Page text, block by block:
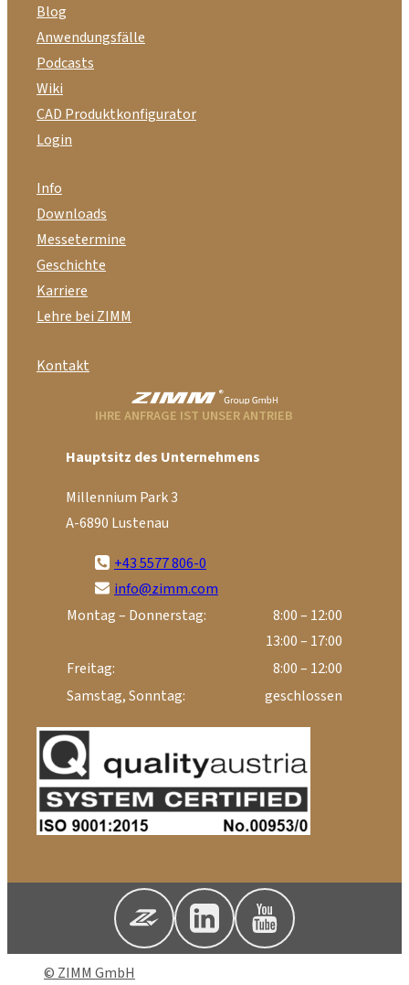
Blog
Anwendungsfälle
Podcasts
Wiki
CAD Produktkonfigurator
Login
Info
Downloads
Messetermine
Geschichte
Karriere
Lehre bei ZIMM
Kontakt
IHRE ANFRAGE IST UNSER ANTRIEB
Hauptsitz des Unternehmens
Millennium Park 3
A-6890 Lustenau
+43 5577 806-0
info@zimm.com
Montag – Donnerstag:
8:00 – 12:00
13:00 – 17:00
Freitag:
8:00 – 12:00
Samstag, Sonntag:
geschlossen
© ZIMM GmbH